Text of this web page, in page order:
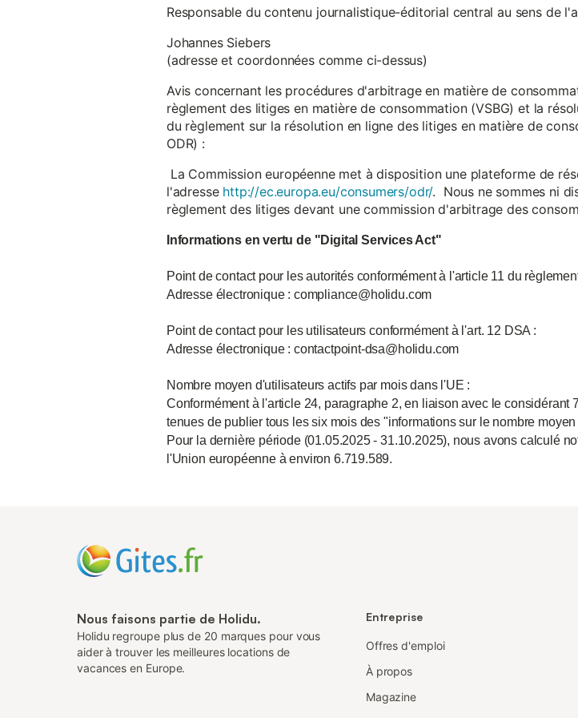
Responsable du contenu journalistique-éditorial central au sens de
Johannes Siebers
(adresse et coordonnées comme ci-dessus)
Avis concernant les procédures d'arbitrage en matière de
règlement des litiges en matière de consommation (VSBG) et la
du règlement sur la résolution en ligne des litiges en matière de
ODR) :
La Commission européenne met à disposition une plateforme de
l'adresse http://ec.europa.eu/consumers/odr/. Nous ne sommes ni
règlement des litiges devant une commission d'arbitrage des
Informations en vertu de "Digital Services Act"
Point de contact pour les autorités conformément à l'article 11 du
Adresse électronique : compliance@holidu.com
Point de contact pour les utilisateurs conformément à l'art. 12 DSA :
Adresse électronique : contactpoint-dsa@holidu.com
Nombre moyen d'utilisateurs actifs par mois dans l'UE :
Conformément à l'article 24, paragraphe 2, en liaison avec le
tenues de publier tous les six mois des "informations sur le nombre
Pour la dernière période (01.05.2025 - 31.10.2025), nous avons calculé
l'Union européenne à environ 6.719.589.
Nous faisons partie de Holidu.
Holidu regroupe plus de 20 marques pour vous
aider à trouver les meilleures locations de
vacances en Europe.
Entreprise
Offres d'emploi
À propos
Magazine